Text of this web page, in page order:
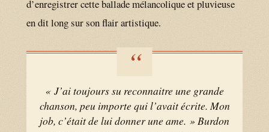
d’enregistrer cette ballade mélancolique et pluvieuse
en dit long sur son flair artistique.
« J’ai toujours su reconnaitre une grande
chanson, peu importe qui l’avait écrite. Mon
job, c’était de lui donner une ame. » Burdon